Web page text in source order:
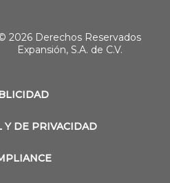
Y DE PRIVACIDAD
2026 Derechos Reservados
Expansión, S.A. de C.V.